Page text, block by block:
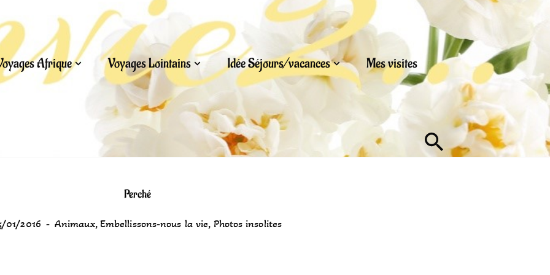
Afrique Voyages Lointains Idée Séjours/vacances Mes visites
Perché
01/2016 Animaux,Embellissons-nous la vie, Photos insolites